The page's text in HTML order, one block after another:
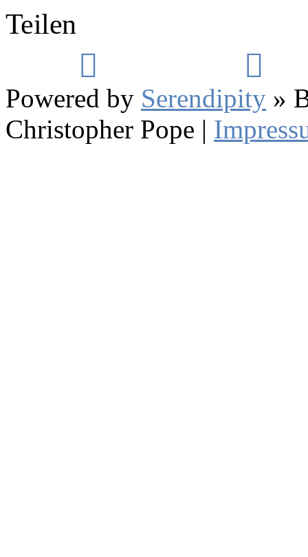
Teilen
Powered by Serendipity »
Christopher Pope |